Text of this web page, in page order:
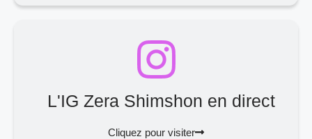
L'IG Zera Shimshon en direct
Cliquez pour visiter